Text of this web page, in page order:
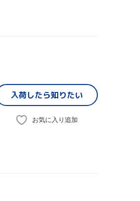
入荷したら知りたい
お気に入り追加